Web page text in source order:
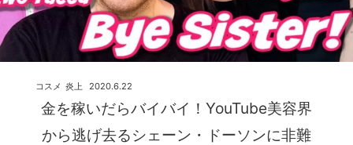
金を稼いだらバイバイ！YouTube美容界
から逃げ去るシェーン・ドーソンに非難
2020.6.22
コスメ 炎上